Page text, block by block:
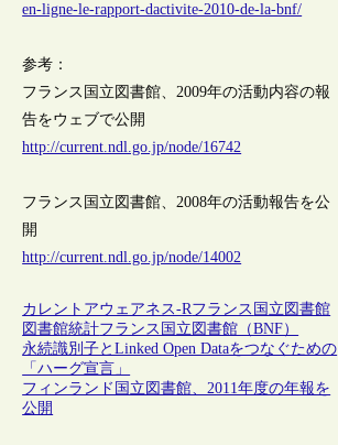
en-ligne-le-rapport-dactivite-2010-de-la-bnf/
参考：
フランス国立図書館、2009年の活動内容の報
告をウェブで公開
http://current.ndl.go.jp/node/16742
フランス国立図書館、2008年の活動報告を公
開
http://current.ndl.go.jp/node/14002
カレントアウェアネス-Rフランス 国立図書館
図書館統計フランス国立図書館（BNF）
永続識別子とLinked Open Dataをつなぐための
「ハーグ宣言」
フィンランド国立図書館、2011年度の年報を
公開